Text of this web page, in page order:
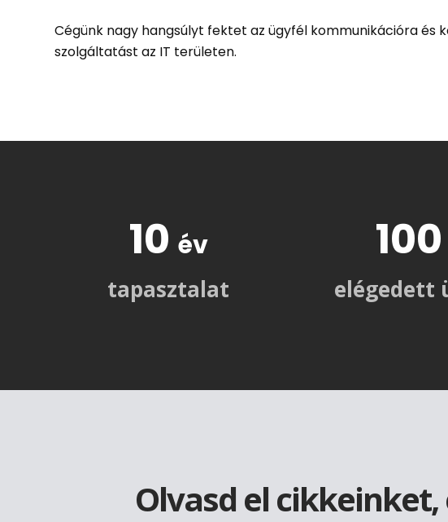
Cégünk nagy hangsúlyt fektet az ügyfél kommunikációra
szolgáltatást az IT területen.
10 év
tapasztalat
100
elégedett
Olvasd el